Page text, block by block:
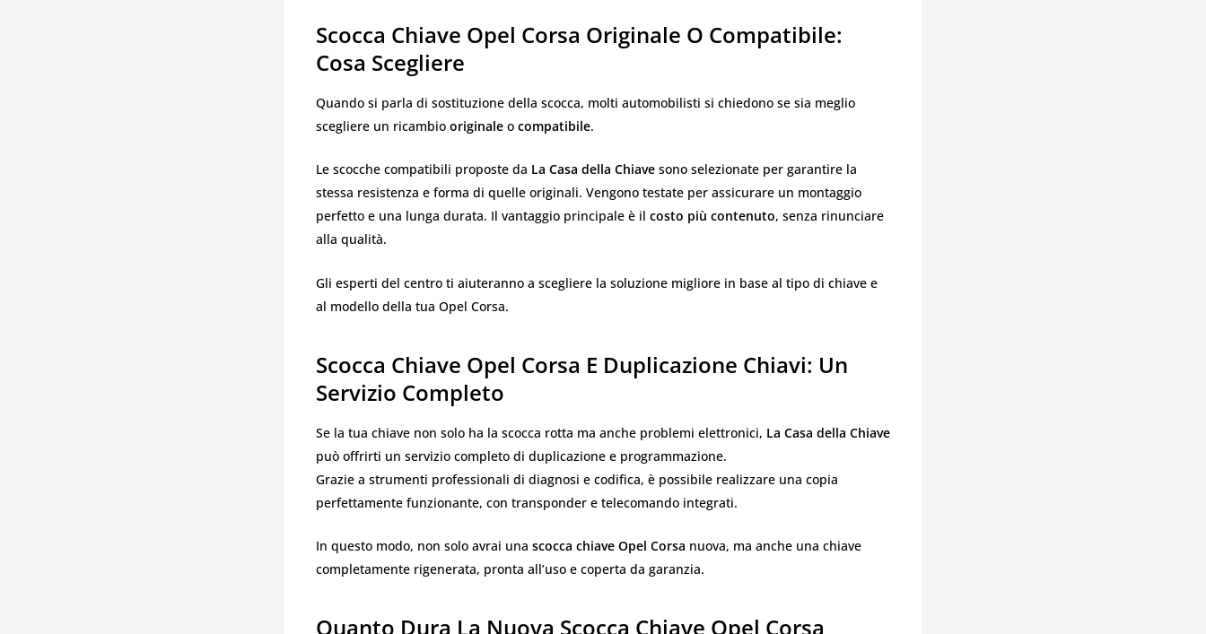
Scocca Chiave Opel Corsa Originale O Compatibile:
Cosa Scegliere
Quando si parla di sostituzione della scocca, molti automobilisti si chiedono se sia meglio
scegliere un ricambio originale o compatibile.
Le scocche compatibili proposte da La Casa della Chiave sono selezionate per garantire la
stessa resistenza e forma di quelle originali. Vengono testate per assicurare un montaggio
perfetto e una lunga durata. Il vantaggio principale è il costo più contenuto, senza rinunciare
alla qualità.
Gli esperti del centro ti aiuteranno a scegliere la soluzione migliore in base al tipo di chiave e
al modello della tua Opel Corsa.
Scocca Chiave Opel Corsa E Duplicazione Chiavi: Un
Servizio Completo
Se la tua chiave non solo ha la scocca rotta ma anche problemi elettronici, La Casa della Chiave
può offrirti un servizio completo di duplicazione e programmazione.
Grazie a strumenti professionali di diagnosi e codifica, è possibile realizzare una copia
perfettamente funzionante, con transponder e telecomando integrati.
In questo modo, non solo avrai una scocca chiave Opel Corsa nuova, ma anche una chiave
completamente rigenerata, pronta all’uso e coperta da garanzia.
Quanto Dura La Nuova Scocca Chiave Opel Corsa